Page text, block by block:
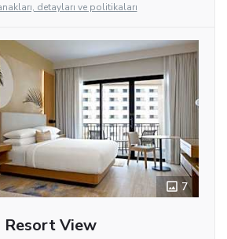
detayları ve politikaları
7
Resort View